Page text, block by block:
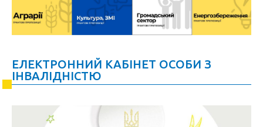
ЕЛЕКТРОННИЙ КАБІНЕТ ОСОБИ З
ІНВАЛІДНІСТЮ